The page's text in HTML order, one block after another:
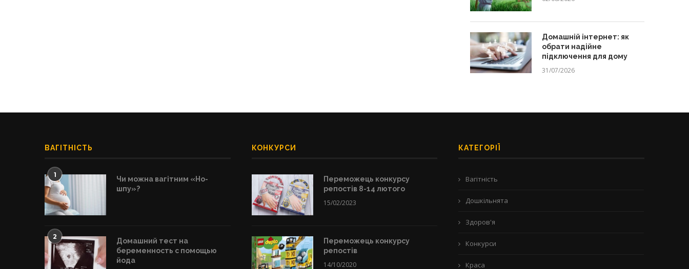
Домашній інтернет: як
обрати надійне
підключення для дому
31/07/2026
ВАГІТНІСТЬ
1
Чи можна вагітним «Но-
шпу»?
2
Домашний тест на
беременность с помощью
йода
КОНКУРСИ
Переможець конкурсу
репостів 8-14 лютого
15/02/2023
Переможець конкурсу
репостів
14/10/2020
КАТЕГОРІЇ
Вагітність
Дошкільнята
Здоров'я
Конкурси
Краса